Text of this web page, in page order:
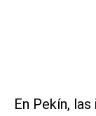
En Pekín,